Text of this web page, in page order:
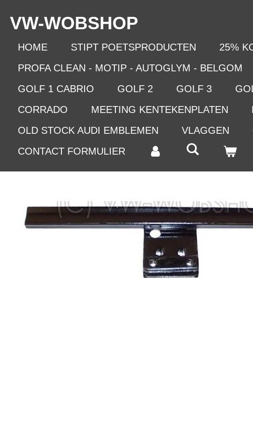
direct
VW-WOBSHOP
HOME STIPT POETSPRODUCTEN
25%
PROFA CLEAN - MOTIP - AUTOGLYM - BELGOM
GOLF 1 CABRIO
GOLF 2 GOLF 3
CORRADO
MEETING KENTEKENPLATEN
OLD STOCK AUDI EMBLEMEN
VLAGGEN
CONTACT FORMULIER